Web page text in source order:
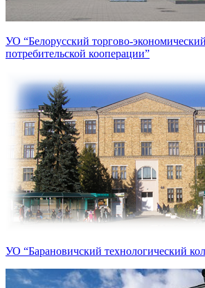
УО “Белорусский торгово-
потребительской кооперации”
УО “Барановичский технологический